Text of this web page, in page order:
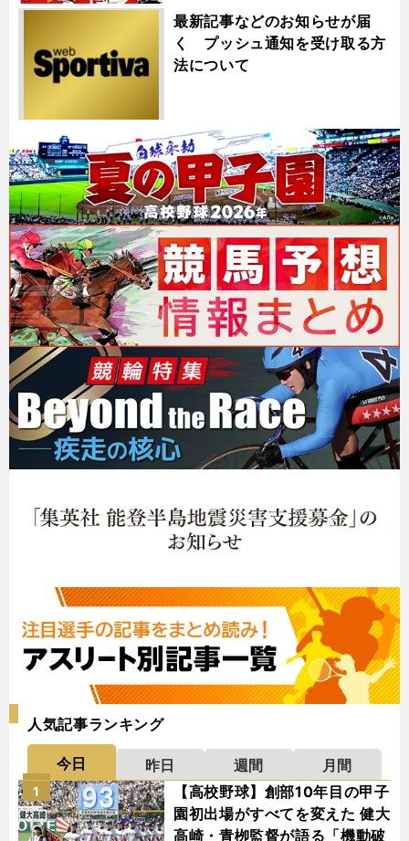
最新記事などのお知らせが届
く プッシュ通知を受け取る方
法について
人気記事ランキング
今日 昨日 週間
月間
【高校野球】創部10年目の甲子
園初出場がすべてを変えた 健大
高崎・青栁監督が語る「機動破
1